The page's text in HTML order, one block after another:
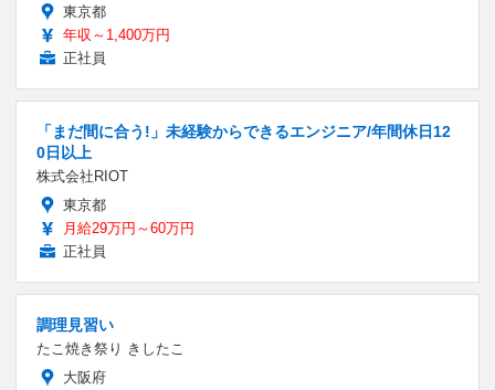
東京都
年収～1,400万円
正社員
「まだ間に合う!」未経験からできるエンジニア/年間休日12
0日以上
株式会社RIOT
東京都
月給29万円～60万円
正社員
調理見習い
たこ焼き祭り きしたこ
大阪府